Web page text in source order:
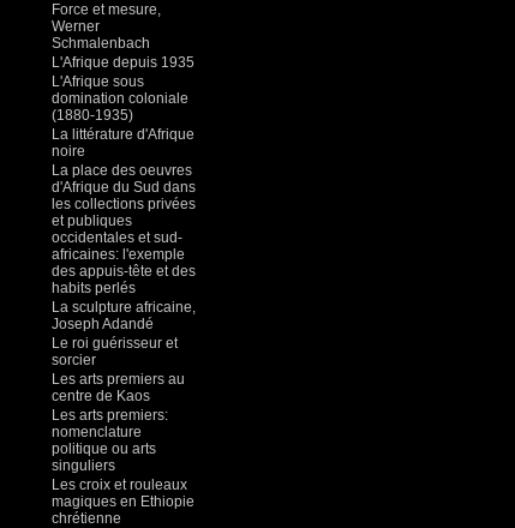
Force et mesure,
Werner
Schmalenbach
L'Afrique depuis 1935
L'Afrique sous
domination coloniale
(1880-1935)
La littérature d'Afrique
noire
La place des oeuvres
d'Afrique du Sud dans
les collections privées
et publiques
occidentales et sud-
africaines: l'exemple
des appuis-tête et des
habits perlés
La sculpture africaine,
Joseph Adandé
Le roi guérisseur et
sorcier
Les arts premiers au
centre de Kaos
Les arts premiers:
nomenclature
politique ou arts
singuliers
Les croix et rouleaux
magiques en Ethiopie
chrétienne